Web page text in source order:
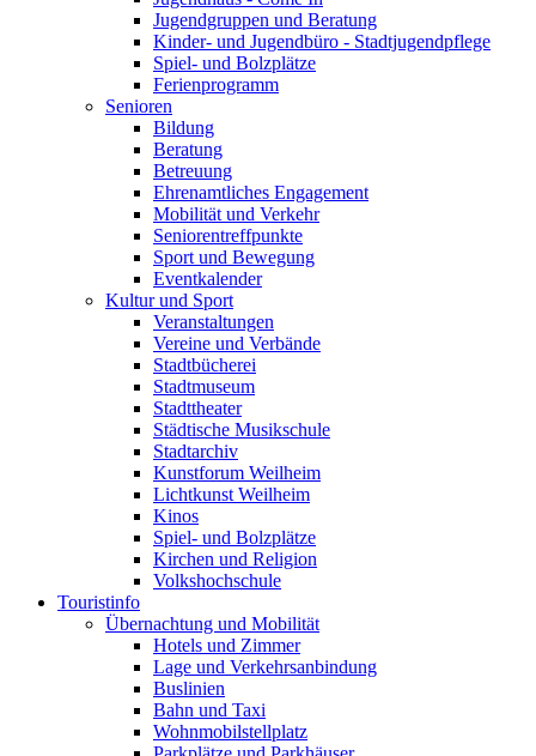
Jugendgruppen und Beratung
Kinder- und Jugendbüro - Stadtjugendpflege
Spiel- und Bolzplätze
Ferienprogramm
Senioren
Bildung
Beratung
Betreuung
Ehrenamtliches Engagement
Mobilität und Verkehr
Seniorentreffpunkte
Sport und Bewegung
Eventkalender
Kultur und Sport
Veranstaltungen
Vereine und Verbände
Stadtbücherei
Stadtmuseum
Stadttheater
Städtische Musikschule
Stadtarchiv
Kunstforum Weilheim
Lichtkunst Weilheim
Kinos
Spiel- und Bolzplätze
Kirchen und Religion
Volkshochschule
Touristinfo
Übernachtung und Mobilität
Hotels und Zimmer
Lage und Verkehrsanbindung
Buslinien
Bahn und Taxi
Wohnmobilstellplatz